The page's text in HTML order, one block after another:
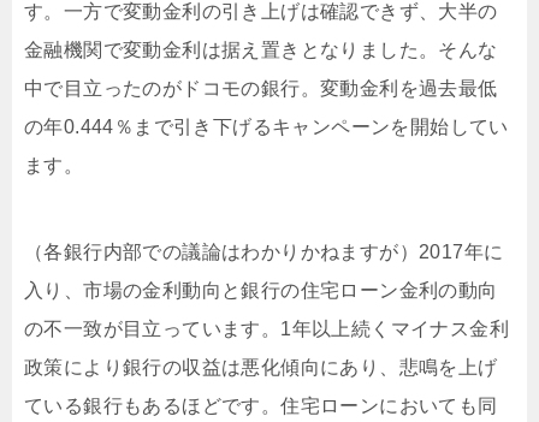
す。一方で変動金利の引き上げは確認できず、大半の
金融機関で変動金利は据え置きとなりました。そんな
中で目立ったのがドコモの銀行。変動金利を過去最低
の年0.444％まで引き下げるキャンペーンを開始してい
ます。
（各銀行内部での議論はわかりかねますが）2017年に
入り、市場の金利動向と銀行の住宅ローン金利の動向
の不一致が目立っています。1年以上続くマイナス金利
政策により銀行の収益は悪化傾向にあり、悲鳴を上げ
ている銀行もあるほどです。住宅ローンにおいても同